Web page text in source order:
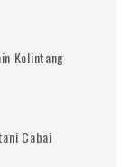
Kolintang
Cabai